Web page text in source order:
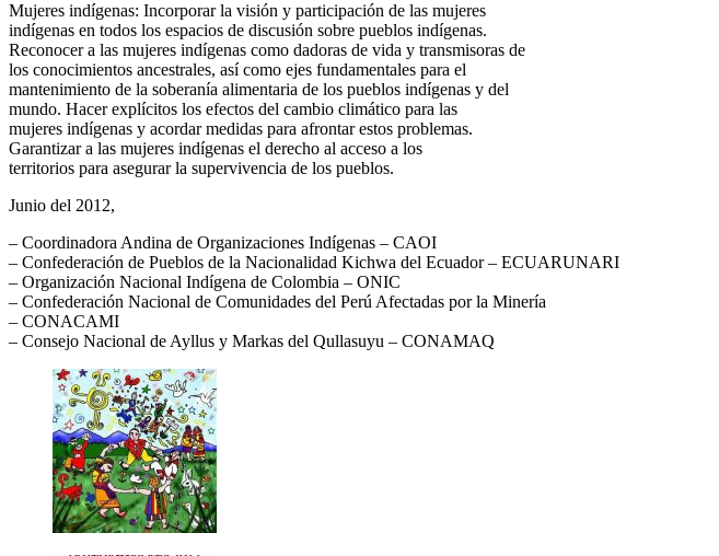
Mujeres indígenas: Incorporar la visión y participación de las mujeres
indígenas en todos los espacios de discusión sobre pueblos indígenas.
Reconocer a las mujeres indígenas como dadoras de vida y transmisoras de
los conocimientos ancestrales, así como ejes fundamentales para el
mantenimiento de la soberanía alimentaria de los pueblos indígenas y del
mundo. Hacer explícitos los efectos del cambio climático para las
mujeres indígenas y acordar medidas para afrontar estos problemas.
Garantizar a las mujeres indígenas el derecho al acceso a los
territorios para asegurar la supervivencia de los pueblos.
Junio del 2012,
– Coordinadora Andina de Organizaciones Indígenas – CAOI
– Confederación de Pueblos de la Nacionalidad Kichwa del Ecuador – ECUARUNARI
– Organización Nacional Indígena de Colombia – ONIC
– Confederación Nacional de Comunidades del Perú Afectadas por la Minería
– CONACAMI
– Consejo Nacional de Ayllus y Markas del Qullasuyu – CONAMAQ